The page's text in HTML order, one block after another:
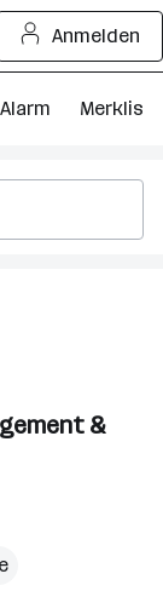
Anmelden
Merkliste
&